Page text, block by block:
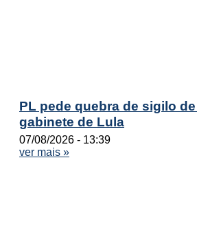
PL pede quebra de sigilo
gabinete de Lula
07/08/2026
13:39
ver mais »